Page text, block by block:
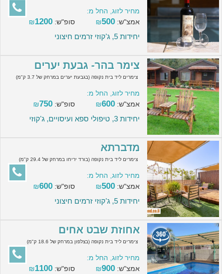
מחיר לזוג, החל מ:
אמצ"ש:
₪500 סופ"ש: ₪1200
יחידות 5, ג'קוזי זרמים חיצוני
צימר בהר- גבעת יערים
צימרים ליד בית נקופה (בגבעת יערים במרחק של 3.7 ק"מ)
מחיר לזוג, החל מ:
אמצ"ש:
₪600 סופ"ש: ₪750
יחידות 3, טיפולי ספא ועיסויים, ג'קוזי
מדברתא
צימרים ליד בית נקופה (בורד יריחו במרחק של 29.4 ק"מ)
מחיר לזוג, החל מ:
אמצ"ש:
₪500 סופ"ש: ₪600
יחידות 5, ג'קוזי זרמים חיצוני
אחוזת שבט אחים
צימרים ליד בית נקופה (בצלפון במרחק של 18.6 ק"מ)
מחיר לזוג, החל מ:
אמצ"ש:
₪900 סופ"ש: ₪1100